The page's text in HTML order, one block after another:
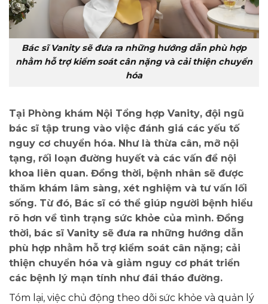
Bác sĩ Vanity sẽ đưa ra những hướng dẫn phù hợp
nhằm hỗ trợ kiểm soát cân nặng và cải thiện chuyển
hóa
Tại Phòng khám Nội Tổng hợp Vanity, đội ngũ
bác sĩ tập trung vào việc đánh giá các yếu tố
nguy cơ chuyển hóa. Như là thừa cân, mỡ nội
tạng, rối loạn đường huyết và các vấn đề nội
khoa liên quan. Đồng thời, bệnh nhân sẽ được
thăm khám lâm sàng, xét nghiệm và tư vấn lối
sống. Từ đó, Bác sĩ có thể giúp người bệnh hiểu
rõ hơn về tình trạng sức khỏe của mình. Đồng
thời, bác sĩ Vanity sẽ đưa ra những hướng dẫn
phù hợp nhằm hỗ trợ kiểm soát cân nặng; cải
thiện chuyển hóa và giảm nguy cơ phát triển
các bệnh lý mạn tính như đái tháo đường.
Tóm lại, việc chủ động theo dõi sức khỏe và quản lý